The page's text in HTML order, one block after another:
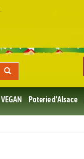
VEGAN Poterie d'Alsace
.